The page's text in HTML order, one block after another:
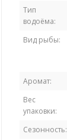
Тип
водоёма:
Вид рыбы:
Аромат:
Вес
упаковки:
Сезонность: